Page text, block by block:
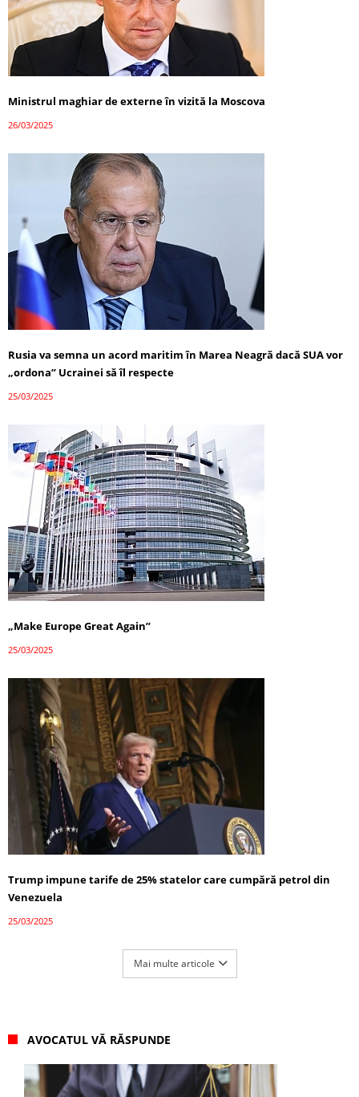
Ministrul maghiar de externe în vizită la Moscova
26/03/2025
Rusia va semna un acord maritim în Marea Neagră dacă SUA vor
„ordona” Ucrainei să îl respecte
25/03/2025
„Make Europe Great Again”
25/03/2025
Trump impune tarife de 25% statelor care cumpără petrol din
Venezuela
25/03/2025
Mai multe articole
AVOCATUL VĂ RĂSPUNDE